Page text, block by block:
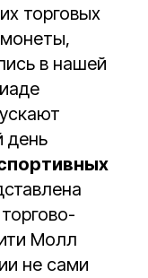
торговых
в нашей
день
Молл
не сами